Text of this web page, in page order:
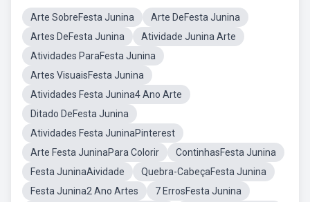
Arte SobreFesta Junina
Arte DeFesta Junina
Artes DeFesta Junina
Atividade Junina Arte
Atividades ParaFesta Junina
Artes VisuaisFesta Junina
Atividades Festa Junina4 Ano Arte
Ditado DeFesta Junina
Atividades Festa JuninaPinterest
Arte Festa JuninaPara Colorir
ContinhasFesta Junina
Festa JuninaAividade
Quebra-CabeçaFesta Junina
Festa Junina2 Ano Artes
7 ErrosFesta Junina